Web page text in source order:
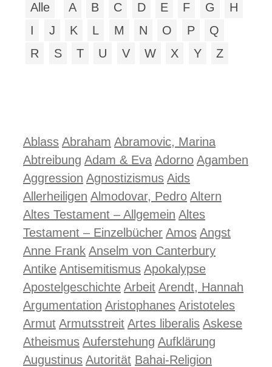
Alle A B C D E F G
H
I
J K L M N O P
Q
R
S T U V W X Y Z
Ablass Abraham Abramovic, Marina
Abtreibung Adam & Eva Adorno Agamben
Aggression Agnostizismus Aids
Allerheiligen Almodovar, Pedro Altern
Altes Testament – Allgemein Altes
Testament – Einzelbücher Amos Angst
Anne Frank Anselm von Canterbury
Antike Antisemitismus Apokalypse
Apostelgeschichte Arbeit Arendt, Hannah
Argumentation Aristophanes Aristoteles
Armut Armutsstreit Artes liberalis Askese
Atheismus Auferstehung Aufklärung
Augustinus Autorität Bahai-Religion